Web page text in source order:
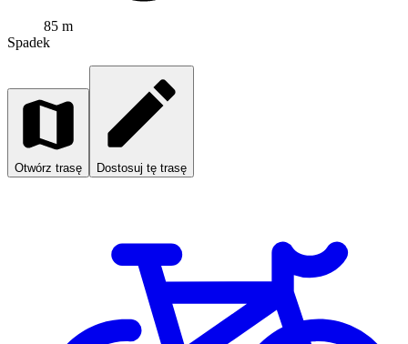
85 m
Spadek
Otwórz trasę Dostosuj tę trasę